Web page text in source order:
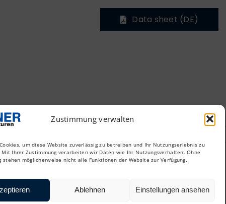
Zustimmung verwalten
um diese Website zuverlässig zu betreiben und Ihr Nutzungserlebnis zu
Mit Ihrer Zustimmung verarbeiten wir Daten wie Ihr Nutzungsverhalten. Ohne
stehen möglicherweise nicht alle Funktionen der Website zur Verfügung.
Ablehnen Einstellungen ansehen
Data sheet (DE)